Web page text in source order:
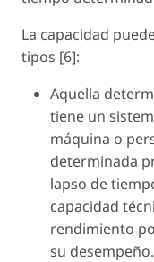
La capacidad
tipos [6]:
Aquella
tiene un
máquina o
determinada
lapso de
capacidad
rendimiento
su desempeño.